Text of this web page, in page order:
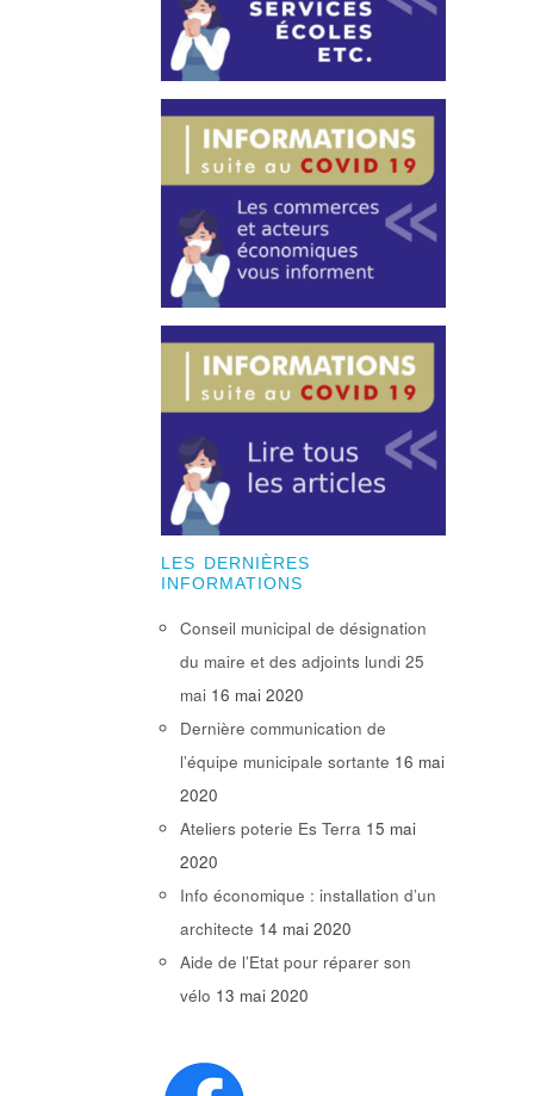
LES DERNIÈRES
INFORMATIONS
Conseil municipal de désignation
du maire et des adjoints lundi 25
mai 16 mai 2020
Dernière communication de
l’équipe municipale sortante 16 mai
2020
Ateliers poterie Es Terra 15 mai
2020
Info économique : installation d’un
architecte 14 mai 2020
Aide de l’Etat pour réparer son
vélo 13 mai 2020